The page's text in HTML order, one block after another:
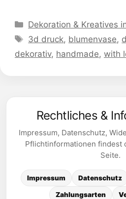
Kategorien
Dekoration & Kreatives
Schlagwörter
3d druck, blumenvase,
dekorativ, handmade, with
Rechtliches &
Impressum, Datenschutz,
Pflichtinformationen findest
Seite.
Impressum Datenschutz
Zahlungsarten